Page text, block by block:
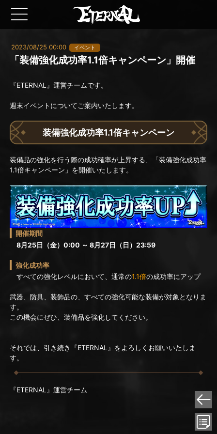
2023/08/25 00:00 イベント
「装備強化成功率1.1倍キャンペーン」開催
『ETERNAL』運営チームです。
週末イベントについてご案内いたします。
装備強化成功率1.1倍キャンペーン
装備品の強化を行う際の成功確率が上昇する、「装備強化成功率
1.1倍キャンペーン」を開催いたします。
開催期間
8月25日（金）0:00 ～ 8月27日（日）23:59
強化成功率
すべての強化レベルにおいて、通常の1.1倍の成功率にアップ
武器、防具、装飾品の、すべての強化可能な装備が対象となりま
す。
この機会にぜひ、装備品を強化してください。
それでは、引き続き『ETERNAL』をよろしくお願いいたしま
す。
『ETERNAL』運営チーム